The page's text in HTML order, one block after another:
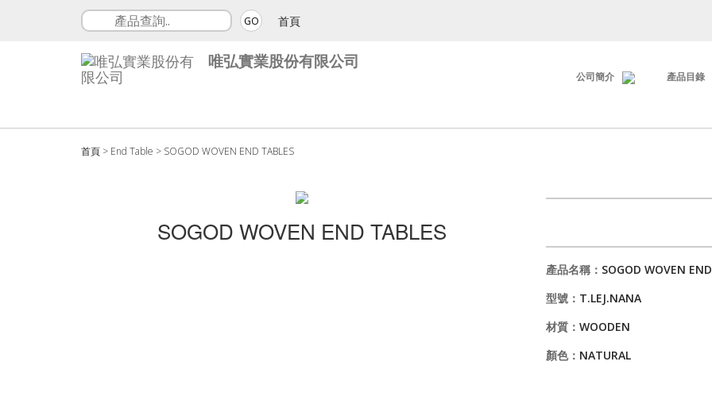
GO 首頁
唯弘實業股份有限公司
公司簡介 產品目錄
首頁 > End Table > SOGOD WOVEN END TABLES
SOGOD WOVEN END TABLES
產品名稱： SOGOD WOVEN
型號： T.LEJ.NANA
材質： WOODEN
顏色： NATURAL